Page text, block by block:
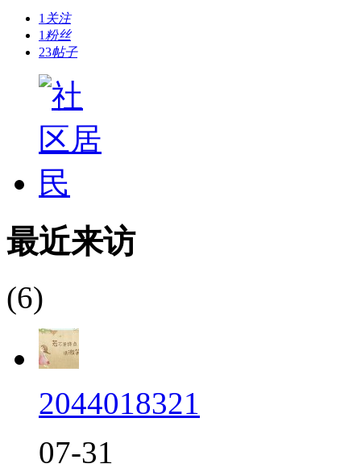
1 关注
1 粉丝
23帖子
最近来访
(6)
2044018321
07-31